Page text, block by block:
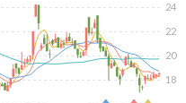
18
20
22
24